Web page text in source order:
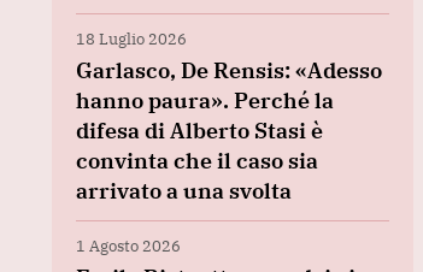
18 Luglio 2026
Garlasco, De Rensis: «Adesso
hanno paura». Perché la
difesa di Alberto Stasi è
convinta che il caso sia
arrivato a una svolta
1 Agosto 2026